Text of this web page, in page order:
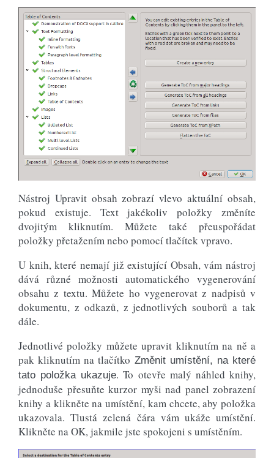
Nástroj Upravit obsah zobrazí vlevo aktuální obsah,
pokud existuje. Text jakékoliv položky změníte
dvojitým kliknutím. Můžete také přeuspořádat
položky přetažením nebo pomocí tlačítek vpravo.
U knih, které nemají již existující Obsah, vám nástroj
dává různé možnosti automatického vygenerování
obsahu z textu. Můžete ho vygenerovat z nadpisů v
dokumentu, z odkazů, z jednotlivých souborů a tak
dále.
Jednotlivé položky můžete upravit kliknutím na ně a
pak kliknutím na tlačítko Změnit umístění, na které
tato položka ukazuje. To otevře malý náhled knihy,
jednoduše přesuňte kurzor myši nad panel zobrazení
knihy a klikněte na umístění, kam chcete, aby položka
ukazovala. Tlustá zelená čára vám ukáže umístění.
Klikněte na OK, jakmile jste spokojeni s umístěním.